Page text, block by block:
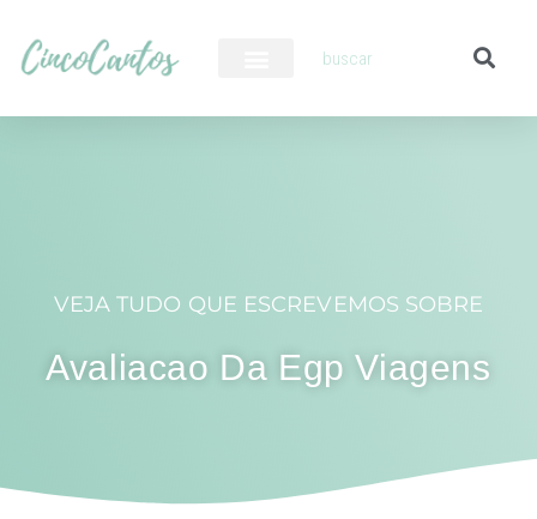
VEJA TUDO QUE ESCREVEMOS SOBRE
Avaliacao Da Egp Viagens